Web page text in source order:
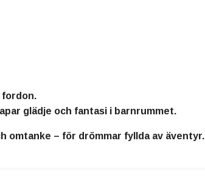
fordon.
glädje och fantasi i barnrummet.
omtanke – för drömmar fyllda av äventyr.